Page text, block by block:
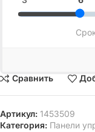
Сравнить
Артикул: 1453509
Категория: Панели